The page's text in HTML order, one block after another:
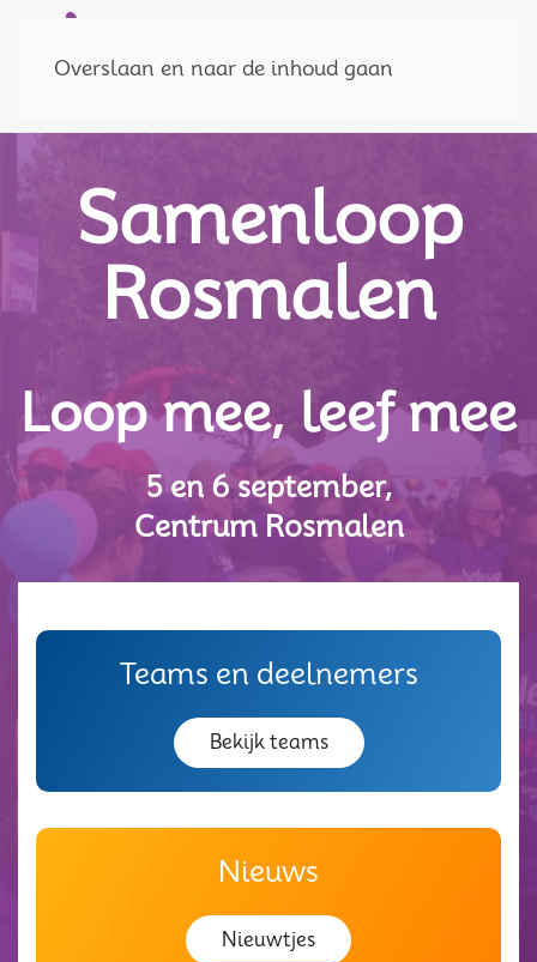
Overslaan en naar de inhoud gaan
Doneer
Samenloop
Rosmalen
Loop mee, leef mee
5 en 6 september,
Centrum Rosmalen
Teams en deelnemers
Bekijk teams
Nieuws
Nieuwtjes